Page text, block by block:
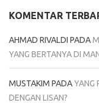
KOMENTAR
AHMAD RIVALDI PADA
YANG BERTANYA DI
MUSTAKIM PADAYANG
DENGAN LISAN?